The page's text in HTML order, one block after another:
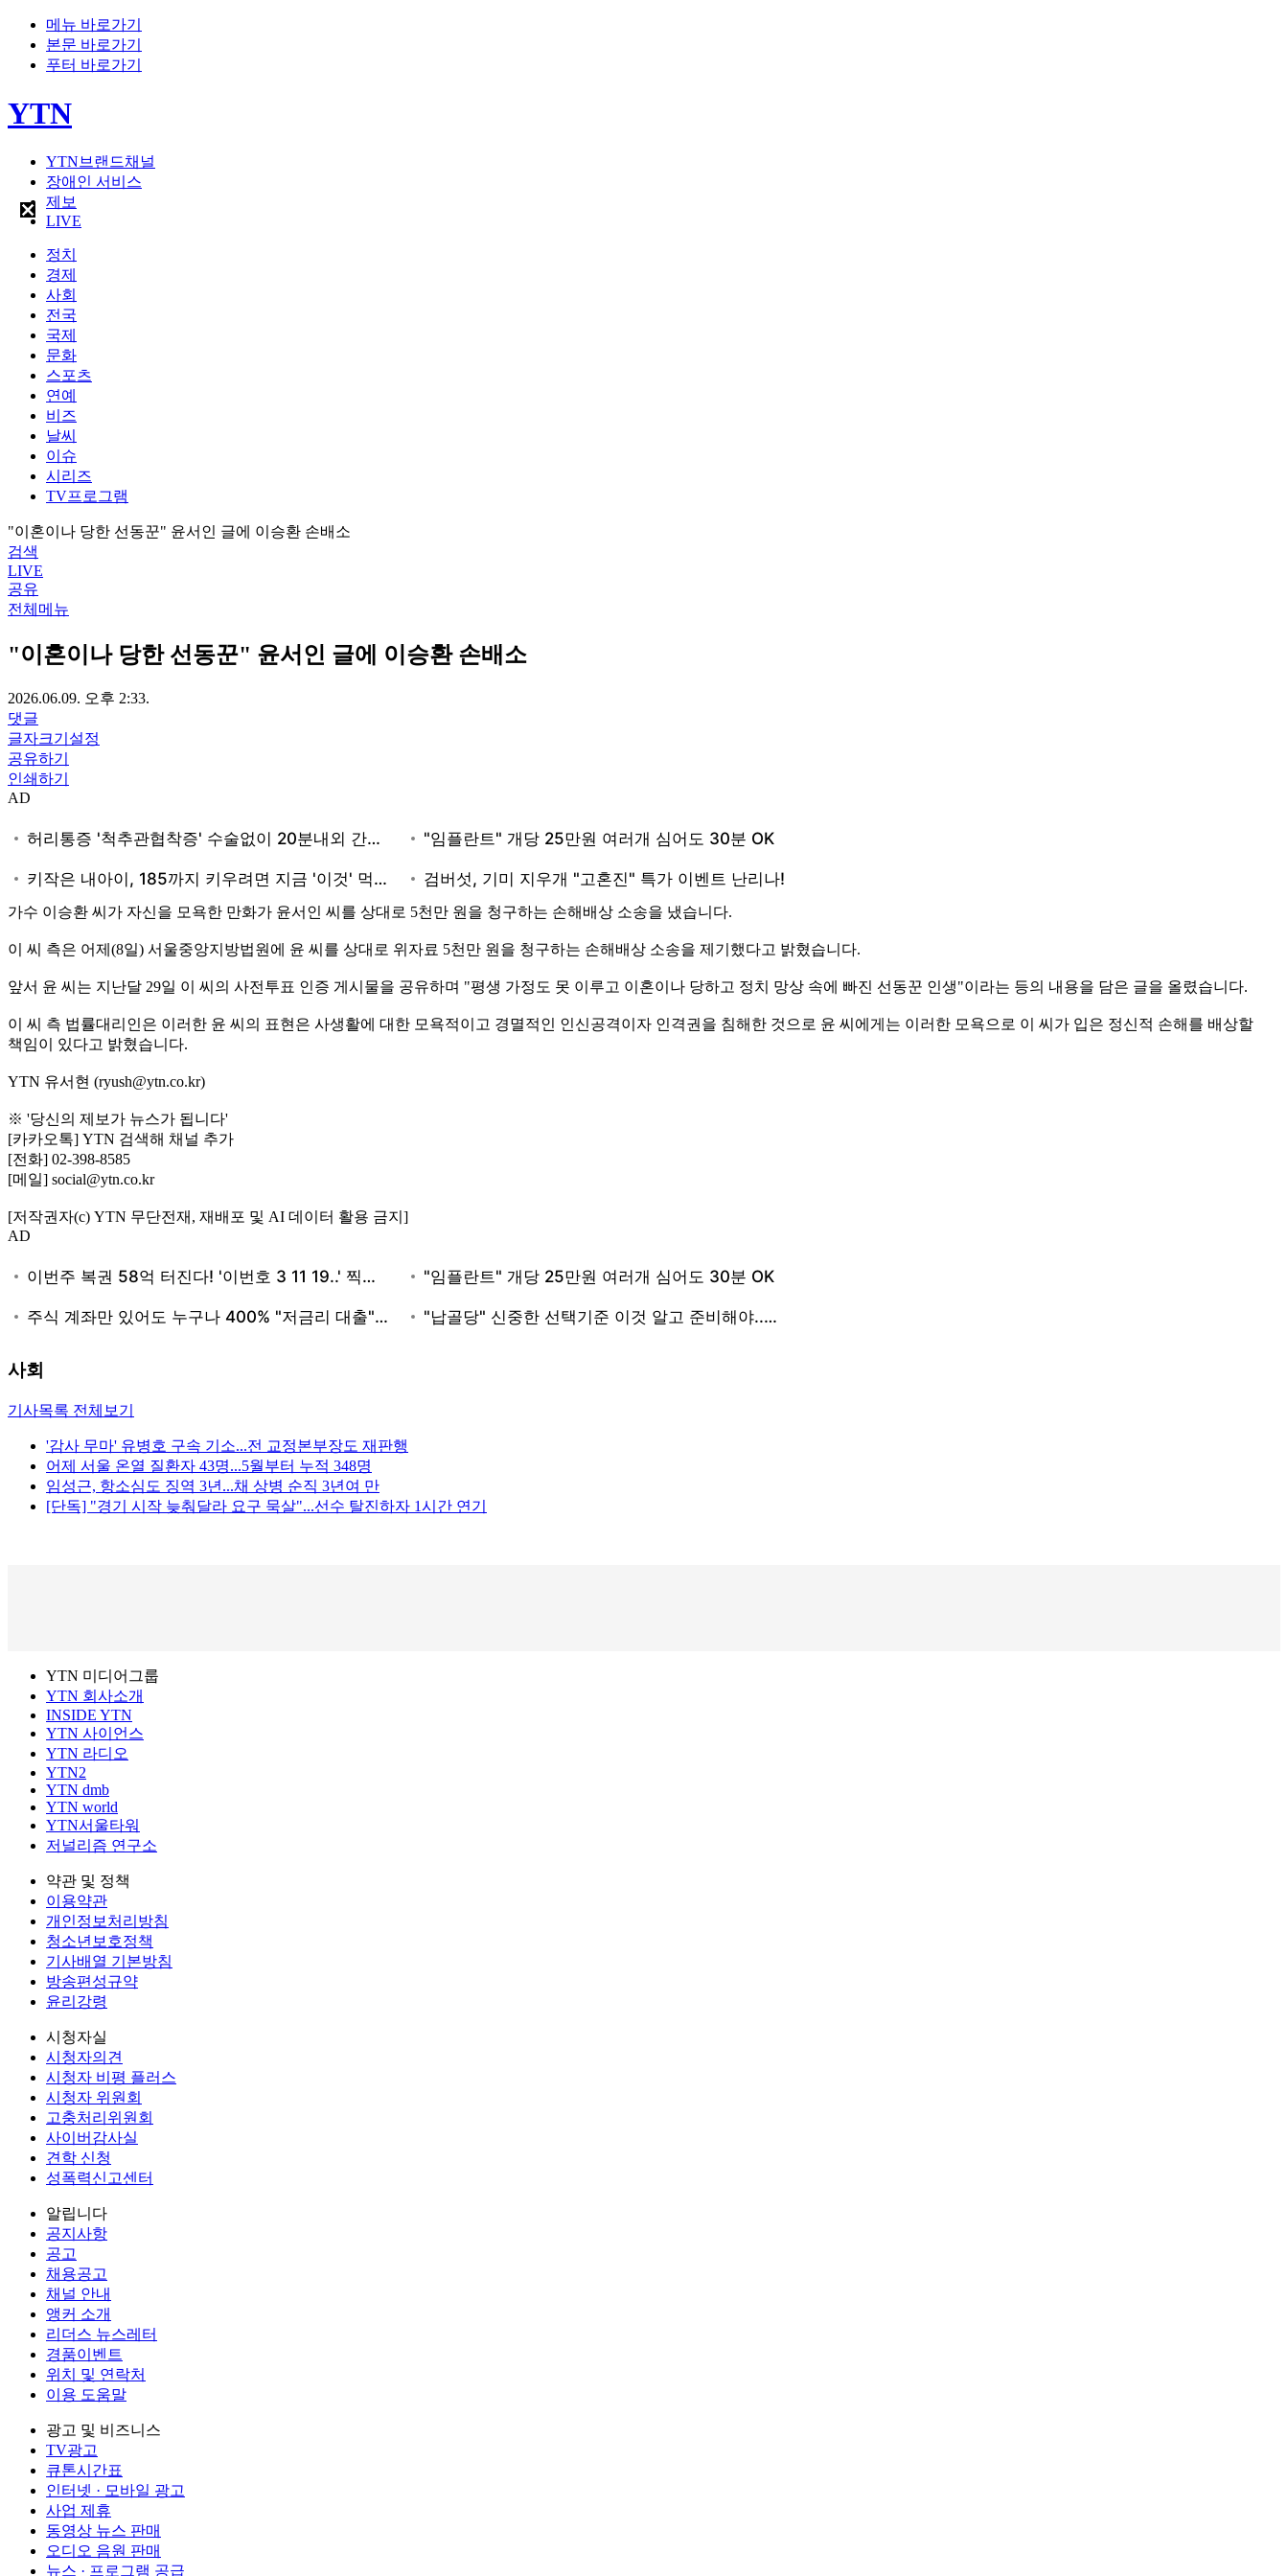
메뉴 바로가기
본문 바로가기
푸터 바로가기
YTN
YTN브랜드채널
장애인 서비스
제보
LIVE
정치
경제
사회
전국
국제
문화
스포츠
연예
비즈
날씨
이슈
시리즈
TV프로그램
"이혼이나 당한 선동꾼" 윤서인 글에 이승환 손배소
검색
LIVE
공유
전체메뉴
"이혼이나 당한 선동꾼" 윤서인 글에 이승환 손배소
2026.06.09. 오후 2:33.
댓글
글자크기설정
공유하기
인쇄하기
AD
가수 이승환 씨가 자신을 모욕한 만화가 윤서인 씨를 상대로 5천만 원을 청구하는 손해배상 소송을 냈습니다.
이 씨 측은 어제(8일) 서울중앙지방법원에 윤 씨를 상대로 위자료 5천만 원을 청구하는 손해배상 소송을 제기했다고 밝혔습니다.
앞서 윤 씨는 지난달 29일 이 씨의 사전투표 인증 게시물을 공유하며 "평생 가정도 못 이루고 이혼이나 당하고 정치 망상 속에 빠진 선동꾼 인생"이라는 등의 내용을 담은 글을 올렸습니다.
이 씨 측 법률대리인은 이러한 윤 씨의 표현은 사생활에 대한 모욕적이고 경멸적인 인신공격이자 인격권을 침해한 것으로 윤 씨에게는 이러한 모욕으로 이 씨가 입은 정신적 손해를 배상할
책임이 있다고 밝혔습니다.
YTN 유서현 (ryush@ytn.co.kr)
※ '당신의 제보가 뉴스가 됩니다'
[카카오톡] YTN 검색해 채널 추가
[전화] 02-398-8585
[메일] social@ytn.co.kr
[저작권자(c) YTN 무단전재, 재배포 및 AI 데이터 활용 금지]
AD
사회
기사목록 전체보기
'감사 무마' 유병호 구속 기소...전 교정본부장도 재판행
어제 서울 온열 질환자 43명...5월부터 누적 348명
임성근, 항소심도 징역 3년...채 상병 순직 3년여 만
[단독] "경기 시작 늦춰달라 요구 묵살"...선수 탈진하자 1시간 연기
YTN 미디어그룹
YTN 회사소개
INSIDE YTN
YTN 사이언스
YTN 라디오
YTN2
YTN dmb
YTN world
YTN서울타워
저널리즘 연구소
약관 및 정책
이용약관
개인정보처리방침
청소년보호정책
기사배열 기본방침
방송편성규약
윤리강령
시청자실
시청자의견
시청자 비평 플러스
시청자 위원회
고충처리위원회
사이버감사실
견학 신청
성폭력신고센터
알립니다
공지사항
공고
채용공고
채널 안내
앵커 소개
리더스 뉴스레터
경품이벤트
위치 및 연락처
이용 도움말
광고 및 비즈니스
TV광고
큐톤시간표
인터넷 · 모바일 광고
사업 제휴
동영상 뉴스 판매
오디오 음원 판매
뉴스 · 프로그램 공급